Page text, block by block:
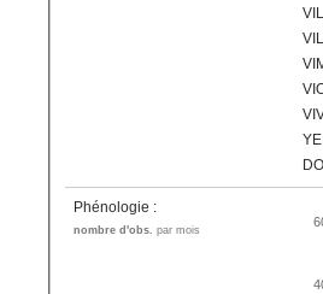
Phénologie :
nombre d'obs. par mois